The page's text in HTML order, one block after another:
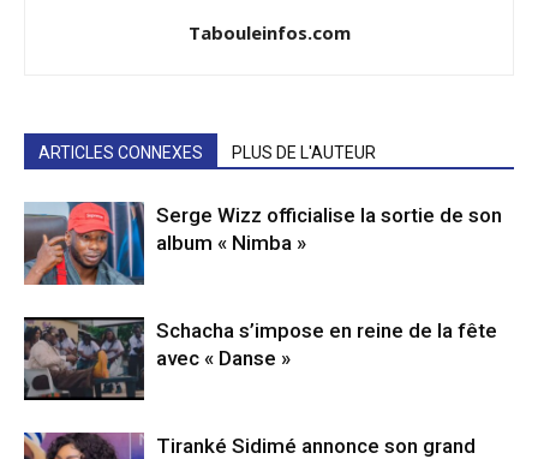
Tabouleinfos.com
ARTICLES CONNEXES PLUS DE L'AUTEUR
Serge Wizz officialise la sortie de son
album « Nimba »
Schacha s’impose en reine de la fête
avec « Danse »
Tiranké Sidimé annonce son grand